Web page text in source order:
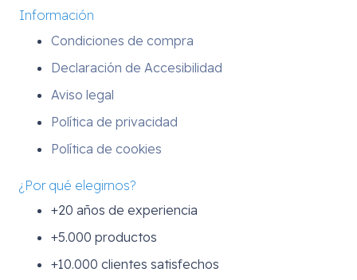
Información
Condiciones de compra
Declaración de Accesibilidad
Aviso legal
Política de privacidad
Política de cookies
¿Por qué elegirnos?
+20 años de experiencia
+5.000 productos
+10.000 clientes satisfechos